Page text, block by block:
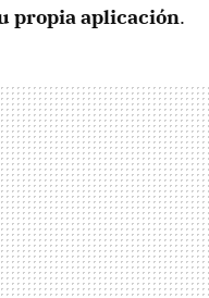
propia aplicación.